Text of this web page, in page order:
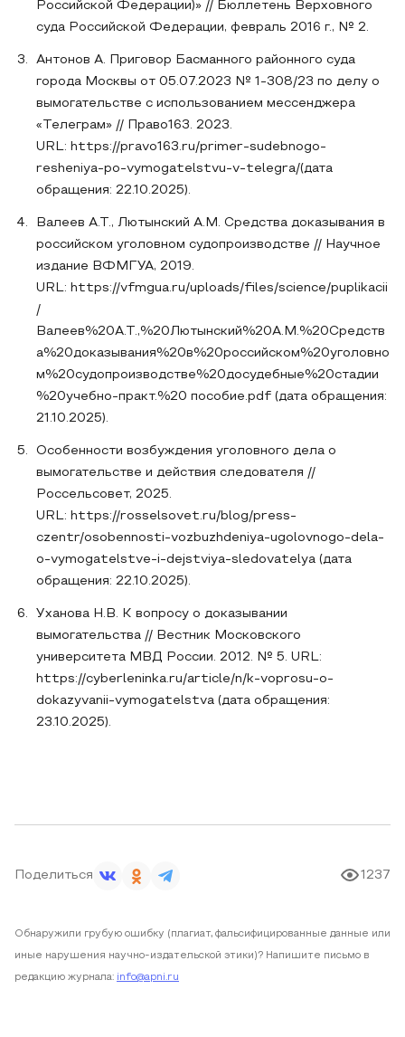
Российской Федерации)» // Бюллетень Верховного
суда Российской Федерации, февраль 2016 г., № 2.
Антонов А. Приговор Басманного районного суда
города Москвы от 05.07.2023 № 1-308/23 по делу о
вымогательстве с использованием мессенджера
«Телеграм» // Право163. 2023.
URL: https://pravo163.ru/primer-sudebnogo-
resheniya-po-vymogatelstvu-v-telegra/(дата
обращения: 22.10.2025).
Валеев А.Т., Лютынский А.М. Средства доказывания в
российском уголовном судопроизводстве // Научное
издание ВФМГУА, 2019.
URL: https://vfmgua.ru/uploads/files/science/puplikacii
/
Валеев%20А.Т.,%20Лютынский%20А.М.%20Средств
а%20доказывания%20в%20российском%20уголовно
м%20судопроизводстве%20досудебные%20стадии
%20учебно-практ.%20 пособие.pdf (дата обращения:
21.10.2025).
Особенности возбуждения уголовного дела о
вымогательстве и действия следователя //
Россельсовет, 2025.
URL: https://rosselsovet.ru/blog/press-
czentr/osobennosti-vozbuzhdeniya-ugolovnogo-dela-
o-vymogatelstve-i-dejstviya-sledovatelya (дата
обращения: 22.10.2025).
Уханова Н.В. К вопросу о доказывании
вымогательства // Вестник Московского
университета МВД России. 2012. № 5. URL:
https://cyberleninka.ru/article/n/k-voprosu-o-
dokazyvanii-vymogatelstva (дата обращения:
23.10.2025).
Поделиться 1237
Обнаружили грубую ошибку (плагиат, фальсифицированные данные или
иные нарушения научно-издательской этики)? Напишите письмо в
редакцию журнала: info@apni.ru